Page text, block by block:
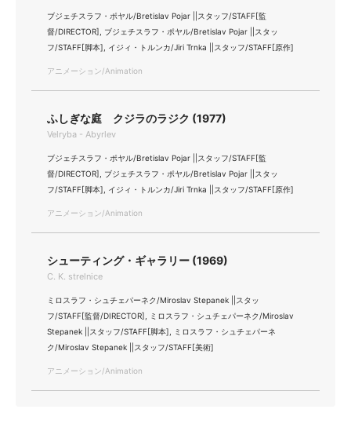
ブジェチスラフ・ポヤル/Bretislav Pojar ||スタッフ/STAFF[監
督/DIRECTOR], ブジェチスラフ・ポヤル/Bretislav Pojar ||スタッ
フ/STAFF[脚本], イジィ・トルンカ/Jiri Trnka ||スタッフ/STAFF[原作]
アニメーション/Animation
ふしぎな庭 クジラのラジク (1977)
Velryba - Abyrlev
ブジェチスラフ・ポヤル/Bretislav Pojar ||スタッフ/STAFF[監
督/DIRECTOR], ブジェチスラフ・ポヤル/Bretislav Pojar ||スタッ
フ/STAFF[脚本], イジィ・トルンカ/Jiri Trnka ||スタッフ/STAFF[原作]
アニメーション/Animation
シューティング・ギャラリー (1969)
C. K. strelnice
ミロスラフ・シュチェパーネク/Miroslav Stepanek ||スタッ
フ/STAFF[監督/DIRECTOR], ミロスラフ・シュチェパーネク/Miroslav
Stepanek ||スタッフ/STAFF[脚本], ミロスラフ・シュチェパーネ
ク/Miroslav Stepanek ||スタッフ/STAFF[美術]
アニメーション/Animation